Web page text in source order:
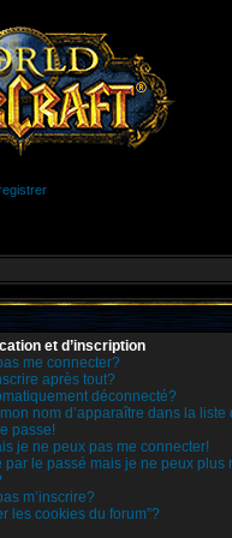
et d’inscription
me connecter?
après tout?
déconnecté?
nom d’apparaître dans la
passe!
je ne peux pas me connecter!
par le passé mais je ne peux plus
m’inscrire?
les cookies du forum”?